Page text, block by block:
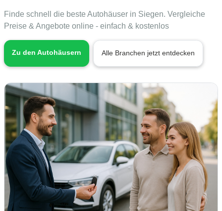
Finde schnell die beste Autohäuser in Siegen. Vergleiche
Preise & Angebote online - einfach & kostenlos
Zu den Autohäusern Alle Branchen jetzt entdecken